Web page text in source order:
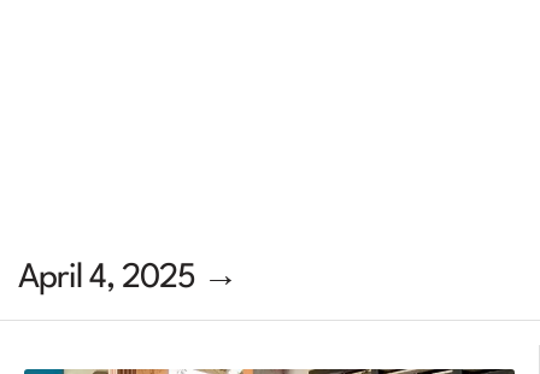
April 4, 2025 →